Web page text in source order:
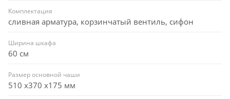
Комплектация
сливная арматура, корзинчатый вентиль, сифон
Ширина шкафа
60 см
Размер основной чаши
510 х370 х175 мм